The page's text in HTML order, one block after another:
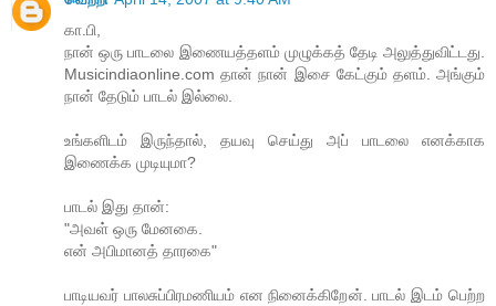
கா.பி,
நான் ஒரு பாடலை இணையத்தளம் முழுக்கத் தேடி அலுத்துவிட்டது.
Musicindiaonline.com தான் நான் இசை கேட்கும் தளம். அங்கும்
நான் தேடும் பாடல் இல்லை.
உங்களிடம் இருந்தால், தயவு செய்து அப் பாடலை எனக்காக
இணைக்க முடியுமா?
பாடல் இது தான்:
"அவள் ஒரு மேனகை.
என் அபிமானத் தாரகை"
பாடியவர் பாலசுப்பிரமணியம் என நினைக்கிறேன். பாடல் இடம் பெற்ற